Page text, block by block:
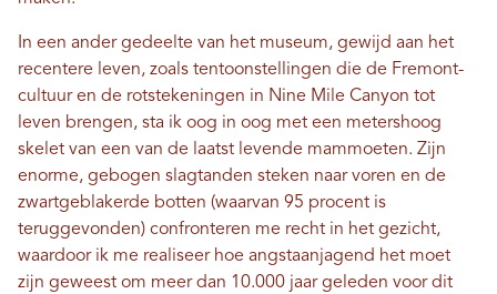
In een ander gedeelte van het museum, gewijd aan het
recentere leven, zoals tentoonstellingen die de Fremont-
cultuur en de rotstekeningen in Nine Mile Canyon tot
leven brengen, sta ik oog in oog met een metershoog
skelet van een van de laatst levende mammoeten. Zijn
enorme, gebogen slagtanden steken naar voren en de
zwartgeblakerde botten (waarvan 95 procent is
teruggevonden) confronteren me recht in het gezicht,
waardoor ik me realiseer hoe angstaanjagend het moet
zijn geweest om meer dan 10.000 jaar geleden voor dit